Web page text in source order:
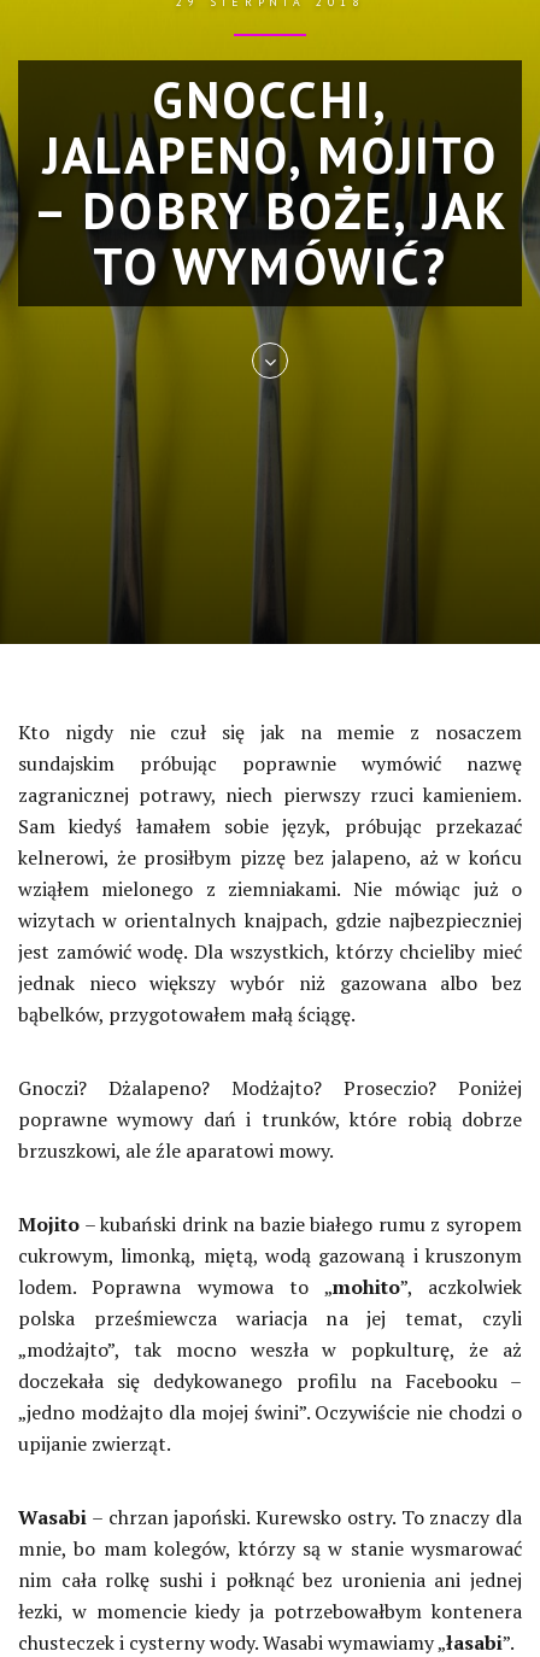
GNOCCHI,
JALAPENO, MOJITO
– DOBRY BOŻE, JAK
TO WYMÓWIĆ?
to
Kto nigdy nie czuł się jak na memie z nosaczem
sundajskim próbując poprawnie wymówić nazwę
zagranicznej potrawy, niech pierwszy rzuci kamieniem.
Sam kiedyś łamałem sobie język, próbując przekazać
kelnerowi, że prosiłbym pizzę bez jalapeno, aż w końcu
wziąłem mielonego z ziemniakami. Nie mówiąc już o
wizytach w orientalnych knajpach, gdzie najbezpieczniej
jest zamówić wodę. Dla wszystkich, którzy chcieliby mieć
jednak nieco większy wybór niż gazowana albo bez
bąbelków, przygotowałem małą ściągę.
Gnoczi? Dżalapeno? Modżajto? Proseczio? Poniżej
poprawne wymowy dań i trunków, które robią dobrze
brzuszkowi, ale źle aparatowi mowy.
Mojito – kubański drink na bazie białego rumu z syropem
cukrowym, limonką, miętą, wodą gazowaną i kruszonym
lodem. Poprawna wymowa to „mohito”, aczkolwiek
polska prześmiewcza wariacja na jej temat, czyli
„modżajto”, tak mocno weszła w popkulturę, że aż
doczekała się dedykowanego profilu na Facebooku –
„jedno modżajto dla mojej świni”. Oczywiście nie chodzi o
upijanie zwierząt.
Wasabi – chrzan japoński. Kurewsko ostry. To znaczy dla
mnie, bo mam kolegów, którzy są w stanie wysmarować
nim cała rolkę sushi i połknąć bez uronienia ani jednej
łezki, w momencie kiedy ja potrzebowałbym kontenera
chusteczek i cysterny wody. Wasabi wymawiamy „łasabi”.